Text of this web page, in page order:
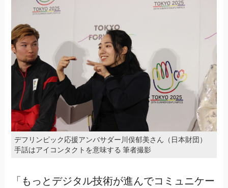
デフリンピック応援アンバサダー川俣郁美さん（日本財団）
手話はアイコンタクトを意味する 筆者撮影
「もっとデジタル技術が進んでコミュニケー